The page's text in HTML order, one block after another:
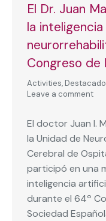
El Dr. Juan
la
Congreso de
Activities,
Leave a comment
El doctor Juan I.
la Unidad de
Cerebral de
participó en una
inteligencia
durante el 64º
Sociedad